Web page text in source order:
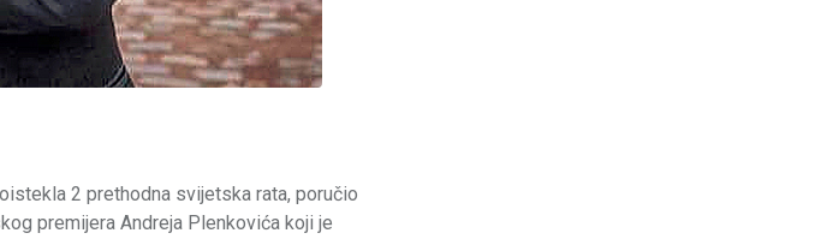
2 prethodna svijetska rata, poručio
premijera Andreja Plenkovića koji je